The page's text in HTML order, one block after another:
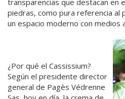
transparencias que destacan en
piedras, como pura referencia al
un espacio moderno con medios
¿Por qué el Cassissium?
Según el presidente director
general de Pagès Védrenne